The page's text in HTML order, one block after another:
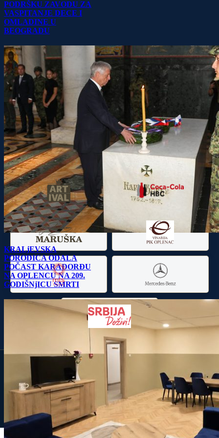
PODRŠKU ZAVODU ZA
VASPITANJE DECE I
OMLADINE U
BEOGRADU
KRALjEVSKA
PORODICA ODALA
POČAST KARAĐORĐU
NA OPLENCU NA 209.
GODIŠNjICU SMRTI
ZAHVALJUJEMO SLEDEĆIM KOMPANIJAMA
Kraljevska porodica Srbije – sva prava zadržana
Kopiranje sadržaja sa sajta Kraljevske porodice Srbije nije dozvoljeno bez prethodnog odobrenja
administratora.
Svako neovlašćeno kopiranje sadržaja sa sajta smatra se kršenjem prava i kažnjivo je zakonom.
◎
Page load link